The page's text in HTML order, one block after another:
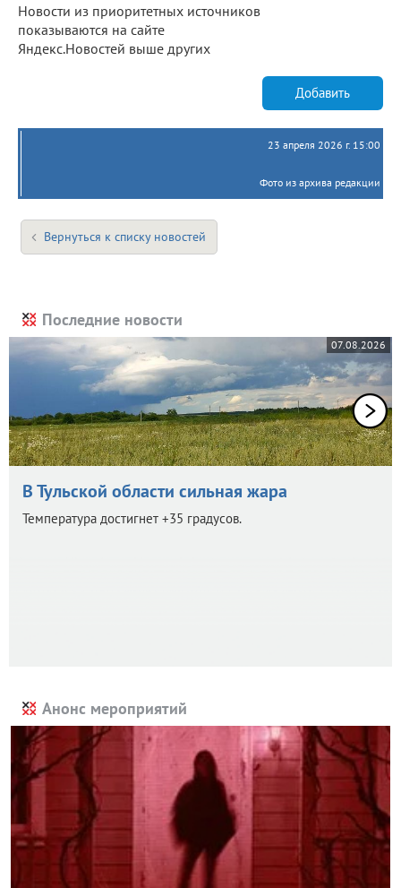
Новости из приоритетных источников
показываются на сайте
Яндекс.Новостей выше других
Добавить
23 апреля 2026 г. 15:00
Фото из архива редакции
Вернуться к списку новостей
Последние новости
07.08.2026
В Тульской области сильная жара
Температура достигнет +35 градусов.
Анонс мероприятий